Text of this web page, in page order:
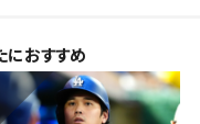
におすすめ